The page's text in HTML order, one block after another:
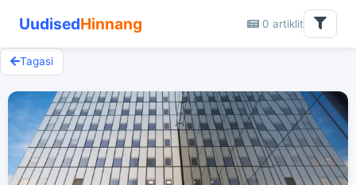
UudisedHinnang 0 artiklit
Tagasi